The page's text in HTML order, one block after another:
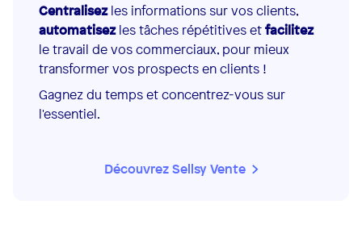
Centralisezles informations sur vos clients,
automatisezles tâches répétitives etfacilitez
le travail de vos commerciaux, pour mieux
transformer vos prospects en clients !
Gagnez du temps et concentrez-vous sur
l'essentiel.
Découvrez Sellsy Vente